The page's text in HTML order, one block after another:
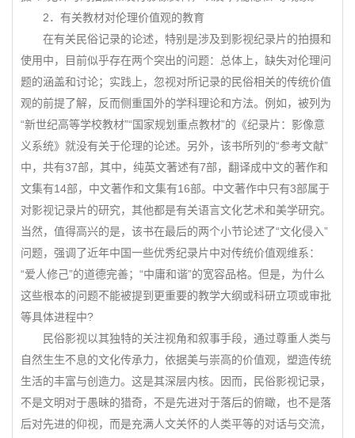
2．有关教材对伦理价值观的教育
在有关民俗记录的论述，特别是涉及到影视纪录片的拍摄和
使用中，目前似乎存在两个突出的问题：总体上，缺失对伦理问
题的涵盖和讨论；实践上，忽视对所记录的民俗相关的传统价值
观的前提了解，反而侧重国外的学科理论和方法。例如，被列为
“新世纪高等学校教材”“国家规划重点教材”的《纪录片：影像意
义系统》就没有关于伦理的论述。另外，该书所列的“参考文献”
中，共有37部，其中，纯英文著述有7部，翻译成中文的著作和
文集有14部，中文著作和文集有16部。中文著作中只有3部属于
对影视记录片的研究，其他都是有关语言文化艺术和美学研究。
当然，值得高兴的是，该书在最后的两个小节论述了“文化侵入”
问题，强调了近年中国一些优秀纪录片中对传统价值观维系：
“爱人修己”的道德完善；“中庸和谐”的宽容品格。但是，为什么
这些根本的问题不能被提到更重要的教学大纲或科研立项或审批
等具体进程中?
民俗影视以其独特的关注视角和叙事手段，通过尊重人类与
自然生生不息的文化传承力，依据美与崇高的价值观，塑造传统
生活的丰富与创造力。这是其深层内核。因而，民俗影视记录，
不是文明对于愚昧的猎奇，不是先进对于落后的俯瞰，也不是落
后对先进的仰视，而是充满人文关怀的人类平等的对话与交流，